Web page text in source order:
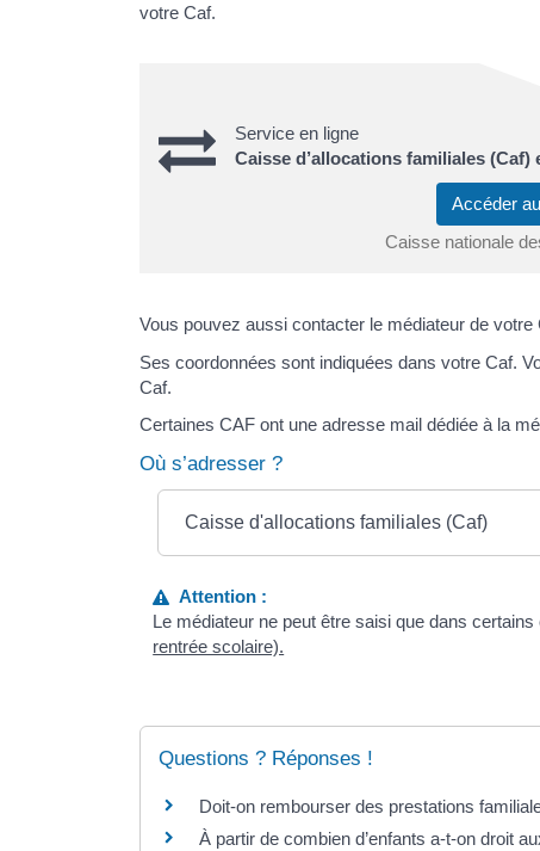
votre Caf.
Service en ligne
Caisse d’allocations familiales (Caf)
Accéder
Caisse nationale
Vous pouvez aussi contacter le médiateur de votre
Ses coordonnées sont indiquées dans votre Caf.
Caf.
Certaines CAF ont une adresse mail dédiée à la
Où s’adresser ?
Caisse d'allocations familiales (Caf)
Attention :
Le médiateur ne peut être saisi que dans certains
rentrée scolaire).
Questions ? Réponses !
Doit-on rembourser des prestations
À partir de combien d’enfants a-t-on droit